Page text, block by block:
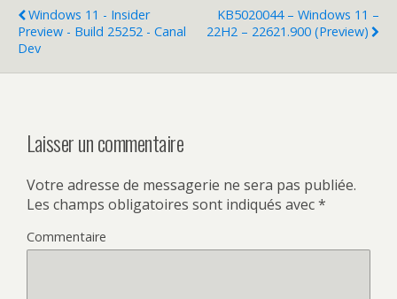
Windows 11 - Insider
Preview - Build 25252 - Canal
Dev
KB5020044 – Windows 11 –
22H2 – 22621.900 (Preview)
Laisser un commentaire
Votre adresse de messagerie ne sera pas publiée.
Les champs obligatoires sont indiqués avec*
Commentaire